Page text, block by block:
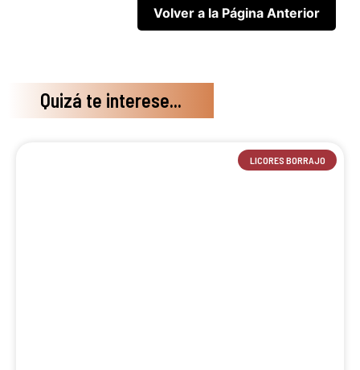
Quizá te interese...
LICORES BORRAJO